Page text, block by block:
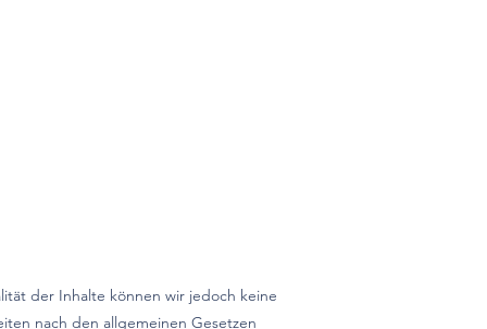
der Inhalte können wir jedoch keine
nach den allgemeinen Gesetzen